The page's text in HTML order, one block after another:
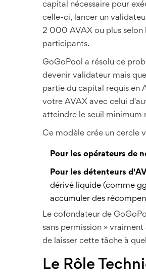
capital nécessaire pour
celle-ci, lancer un
2 000 AVAX ou plus selon
participants.
GoGoPool a résolu ce
devenir validateur mais
partie du capital requis en
votre AVAX avec celui
atteindre le seuil minimum
Ce modèle crée un cercle
Pour les opérateurs de
Pour les détenteurs
dérivé liquide (comme
accumuler des
Le cofondateur de
sans permission »
de laisser cette tâche à
Le Rôle